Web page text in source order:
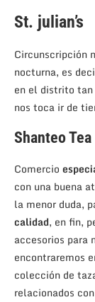
St. julian’s
Circunscripción
nocturna, es
en el distrito tan
nos toca ir de
Shanteo
Comercio
con una buena
la menor duda,
calidad, en fin,
accesorios para
encontraremos
colección de
relacionados